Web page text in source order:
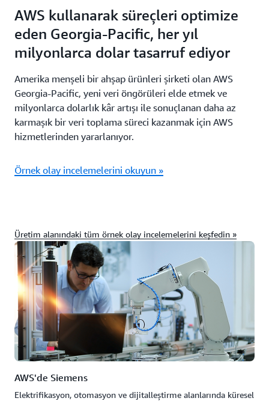
AWS kullanarak süreçleri optimize
eden Georgia-Pacific, her yıl
milyonlarca dolar tasarruf ediyor
Amerika menşeli bir ahşap ürünleri şirketi olan AWS
Georgia-Pacific, yeni veri öngörüleri elde etmek ve
milyonlarca dolarlık kâr artışı ile sonuçlanan daha az
karmaşık bir veri toplama süreci kazanmak için AWS
hizmetlerinden yararlanıyor.
Örnek olay incelemelerini okuyun »
Üretim alanındaki tüm örnek olay incelemelerini keşfedin »
AWS'de Siemens
Elektrifikasyon, otomasyon ve dijitalleştirme alanlarında küresel